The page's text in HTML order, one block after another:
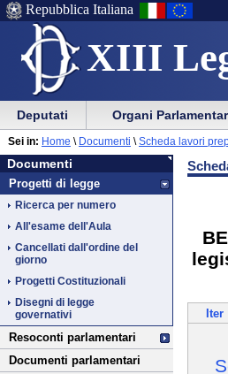
XIII
Menu
di
ausilio
alla
navigazione
Vai
Menu
di
navigazione
principale
Repubblica Italiana
Menu
di
navigazione
principale
Vai
menu
di
sezione
Deputati Organi
Documenti
Vai
al
contenuto
Documenti
Progetti di legge
Ricerca per numero
All'esame dell'Aula
Cancellati dall'ordine del
giorno
Progetti Costituzionali
Disegni di legge
governativi
Resoconti parlamentari
Documenti parlamentari
Sei in: Home \ Documenti \ Scheda lavori
Iter